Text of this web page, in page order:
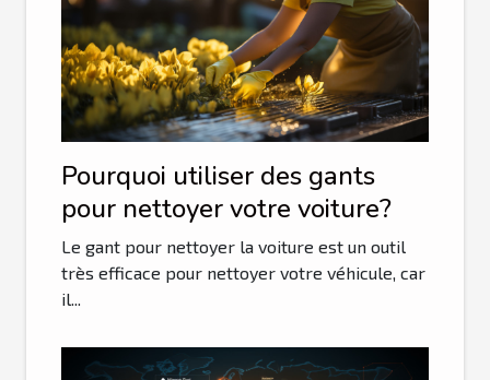
Pourquoi utiliser des gants
pour nettoyer votre voiture?
Le gant pour nettoyer la voiture est un outil
très efficace pour nettoyer votre véhicule, car
il...